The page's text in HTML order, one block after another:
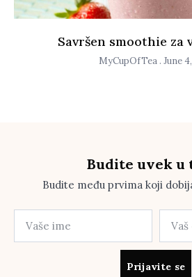
Savršen smoothie za
MyCupOfTea June
Budite uvek u
Budite među prvima koji
Prijavite se